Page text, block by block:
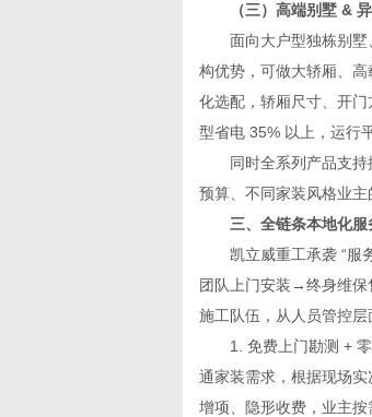
（三）高端别墅 & 异
面向大户型独栋别墅、
构优势，可做大轿厢、
化选配，轿厢尺寸、开
型省电 35% 以上，运行
同时全系列产品支持按
预算、不同家装风格业主
三、全链条本地化服
凯立威重工承袭 “服
团队上门安装→终身维保
施工队伍，从人员管控
1. 免费上门勘测 + 零
通家装需求，根据现场
增项、隐形收费，业主按